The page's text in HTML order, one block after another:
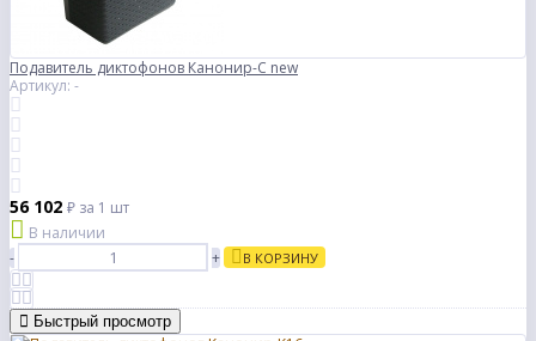
Подавитель диктофонов Канонир-С new
Артикул: -
56 102 ₽ за 1 шт
В наличии
-
+ В КОРЗИНУ
Быстрый просмотр